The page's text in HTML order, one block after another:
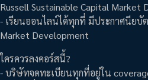
Russell Sustainable Capital Market
- เรียนออนไลน์ได้ทุกที่ มีประกาศนียบั
Market Development
ใครควรลงคอร์สนี้?
- บริษัทจดทะเบียนทุกที่อยู่ใน